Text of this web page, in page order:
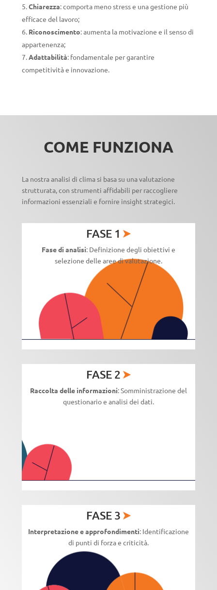
Chiarezza: comporta meno stress e una gestione più
efficace del lavoro;
Riconoscimento: aumenta la motivazione e il senso di
appartenenza;
Adattabilità: fondamentale per garantire
competitività e innovazione.
COME FUNZIONA
La nostra analisi di clima si basa su una valutazione
strutturata, con strumenti affidabili per raccogliere
informazioni essenziali e fornire insight strategici.
FASE 1
Fase di analisi: Definizione degli obiettivi e
selezione delle aree di valutazione.
FASE 2
Raccolta delle informazioni: Somministrazione del
questionario e analisi dei dati.
FASE 3
Interpretazione e approfondimenti: Identificazione
di punti di forza e criticità.